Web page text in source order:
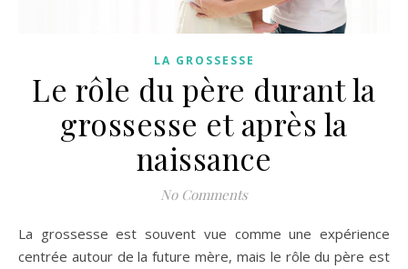
LA GROSSESSE
Le rôle du père durant la
grossesse et après la
naissance
No Comments
La grossesse est souvent vue comme une expérience
centrée autour de la future mère, mais le rôle du père est